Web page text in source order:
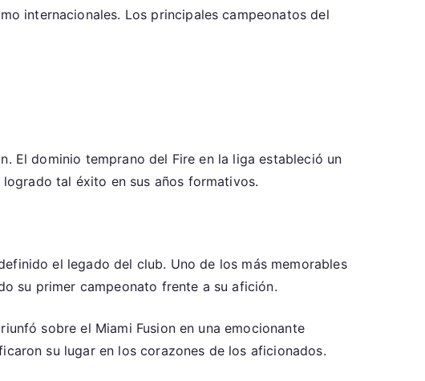
internacionales. Los principales campeonatos del
El dominio temprano del Fire en la liga estableció un
tal éxito en sus años formativos.
el legado del club. Uno de los más memorables
su primer campeonato frente a su afición.
sobre el Miami Fusion en una emocionante
su lugar en los corazones de los aficionados.